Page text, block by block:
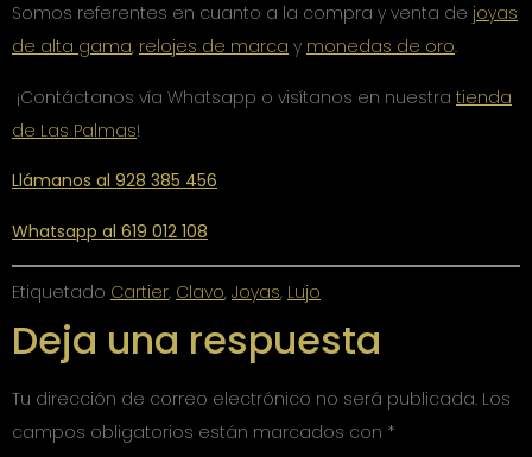
Somos referentes en cuanto a la compra y venta de joyas
de alta gama, relojes de marca y monedas de oro.
¡Contáctanos vía Whatsapp o visítanos en nuestra tienda
de Las Palmas!
Llámanos al 928 385 456
Whatsapp al 619 012 108
Etiquetado Cartier, Clavo, Joyas, Lujo
Deja una respuesta
Tu dirección de correo electrónico no será publicada. Los
campos obligatorios están marcados con *